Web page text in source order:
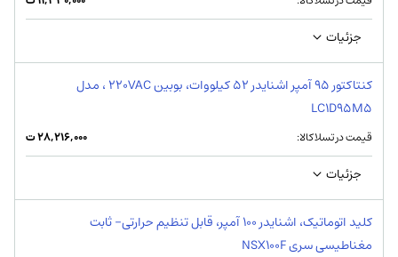
جزئیات
کنتاکتور 95 آمپر اشنایدر 52 کیلووات، بوبین 220VAC ، مدل
LC1D95M5
قیمت در تسلاکالا: ۲۸,۲۱۶,۰۰۰ت
جزئیات
کلید اتوماتیک، اشنایدر 100 آمپر، قابل تنظیم حرارتی- ثابت
مغناطیسی سری NSX100F